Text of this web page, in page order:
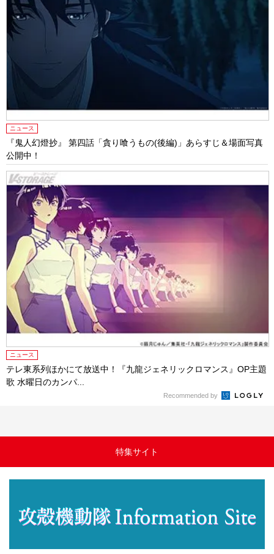
ニュース
『鬼人幻燈抄』 第四話「貪り喰うもの(後編)」あらすじ＆場面写真
公開中！
ニュース
テレ東系列ほかにて放送中！『九龍ジェネリックロマンス』OP主題
歌 水曜日のカンパ...
Recommended by
特集サイト